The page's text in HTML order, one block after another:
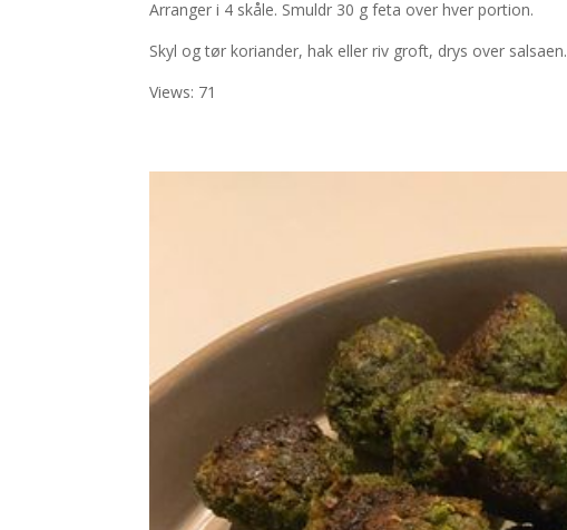
Arranger i 4 skåle. Smuldr 30 g feta over hver portion.
Skyl og tør koriander, hak eller riv groft, drys over salsaen.
Views: 71